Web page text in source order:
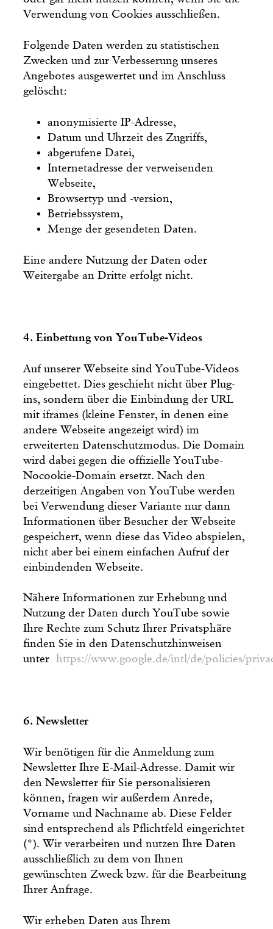
Verwendung von Cookies ausschließen.
Folgende Daten werden zu statistischen
Zwecken und zur Verbesserung unseres
Angebotes ausgewertet und im Anschluss
gelöscht:
anonymisierte IP-Adresse,
Datum und Uhrzeit des Zugriffs,
abgerufene Datei,
Internetadresse der verweisenden
Webseite,
Browsertyp und -version,
Betriebssystem,
Menge der gesendeten Daten.
Eine andere Nutzung der Daten oder
Weitergabe an Dritte erfolgt nicht.
4. Einbettung von YouTube-Videos
Auf unserer Webseite sind YouTube-Videos
eingebettet. Dies geschieht nicht über Plug-
ins, sondern über die Einbindung der URL
mit iframes (kleine Fenster, in denen eine
andere Webseite angezeigt wird) im
erweiterten Datenschutzmodus. Die Domain
wird dabei gegen die offizielle YouTube-
Nocookie-Domain ersetzt. Nach den
derzeitigen Angaben von YouTube werden
bei Verwendung dieser Variante nur dann
Informationen über Besucher der Webseite
gespeichert, wenn diese das Video abspielen,
nicht aber bei einem einfachen Aufruf der
einbindenden Webseite.
Nähere Informationen zur Erhebung und
Nutzung der Daten durch YouTube sowie
Ihre Rechte zum Schutz Ihrer Privatsphäre
finden Sie in den Datenschutzhinweisen
unter https://www.google.de/intl/de/policies/
6. Newsletter
Wir benötigen für die Anmeldung zum
Newsletter Ihre E-Mail-Adresse. Damit wir
den Newsletter für Sie personalisieren
können, fragen wir außerdem Anrede,
Vorname und Nachname ab. Diese Felder
sind entsprechend als Pflichtfeld eingerichtet
(*). Wir verarbeiten und nutzen Ihre Daten
ausschließlich zu dem von Ihnen
gewünschten Zweck bzw. für die Bearbeitung
Ihrer Anfrage.
Wir erheben Daten aus Ihrem